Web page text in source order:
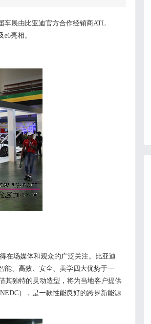
车展由比亚迪官方合作经销商ATL
e6亮相。
在场媒体和观众的广泛关注。比亚迪
能、高效、安全、美学四大优势于一
独特的灵动造型，将为当地客户提供
NEDC） ，是一款性能良好的跨界新能源